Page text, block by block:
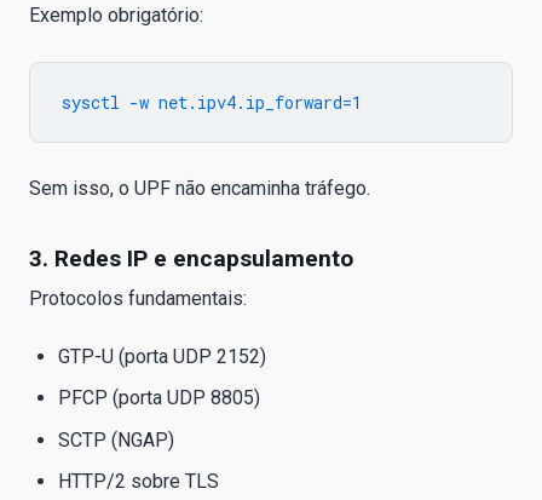
Exemplo obrigatório:
Sem isso, o UPF não encaminha tráfego.
3. Redes IP e encapsulamento
Protocolos fundamentais:
GTP-U (porta UDP 2152)
PFCP (porta UDP 8805)
SCTP (NGAP)
HTTP/2 sobre TLS